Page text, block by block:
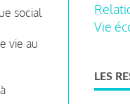
social
vie au
Vie
LES